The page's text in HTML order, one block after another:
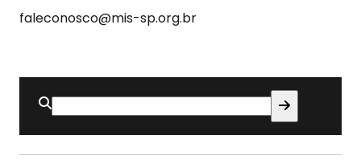
faleconosco@mis-sp.org.br
Buscar
por: